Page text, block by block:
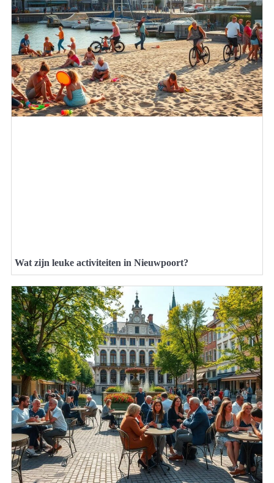
Wat zijn leuke activiteiten in Nieuwpoort?